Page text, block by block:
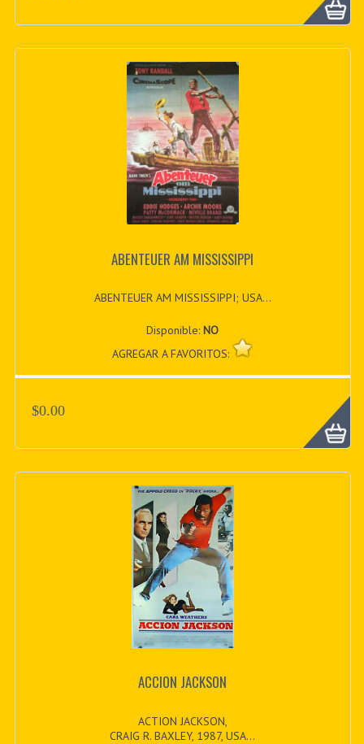
ABENTEUER AM MISSISSIPPI
ABENTEUER AM MISSISSIPPI; USA...
Disponible:NO
AGREGAR A FAVORITOS:
$0.00
ACCION JACKSON
ACTION JACKSON,
CRAIG R. BAXLEY, 1987, USA...